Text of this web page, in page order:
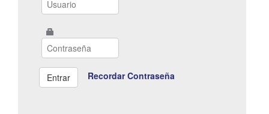
Recordar Contraseña